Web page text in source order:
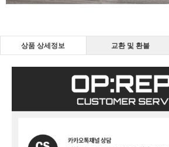
상품 상세정보 교환 및 환불